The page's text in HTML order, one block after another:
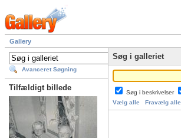
Gallery
Avanceret Søgning
Tilfældigt billede
Søg i galleriet
Søg i beskrivelser
Vælg alle
Fravælg alle